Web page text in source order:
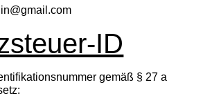
ID
gemäß § 27 a